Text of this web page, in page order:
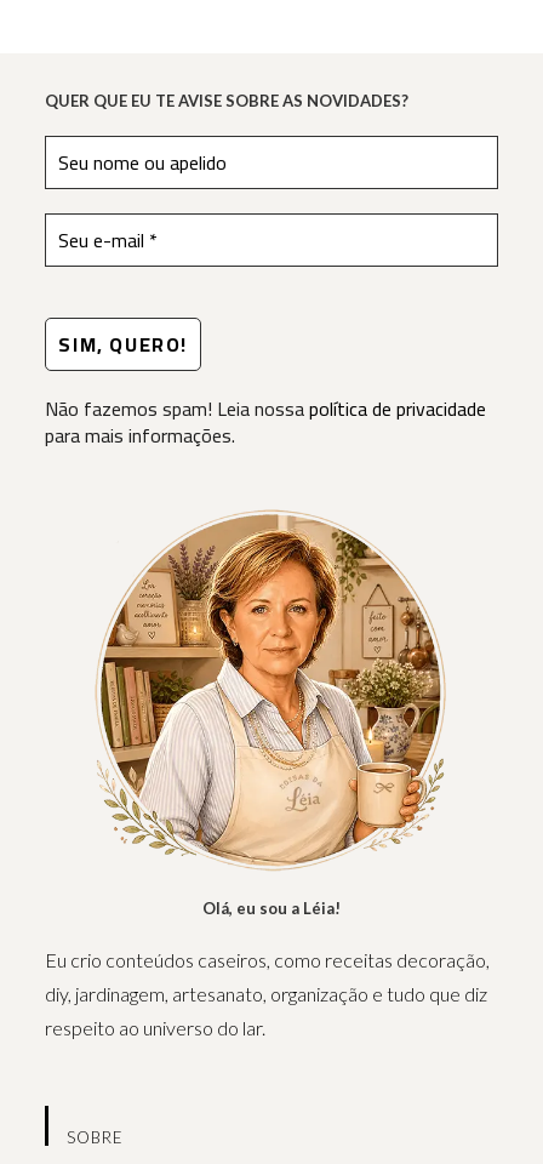
QUER QUE EU TE AVISE SOBRE AS NOVIDADES?
Não fazemos spam! Leia nossapolítica de privacidade
para mais informações.
Olá, eu sou a Léia!
Eu crio conteúdos caseiros, como receitas decoração,
diy, jardinagem, artesanato, organização e tudo que diz
respeito ao universo do lar.
SOBRE